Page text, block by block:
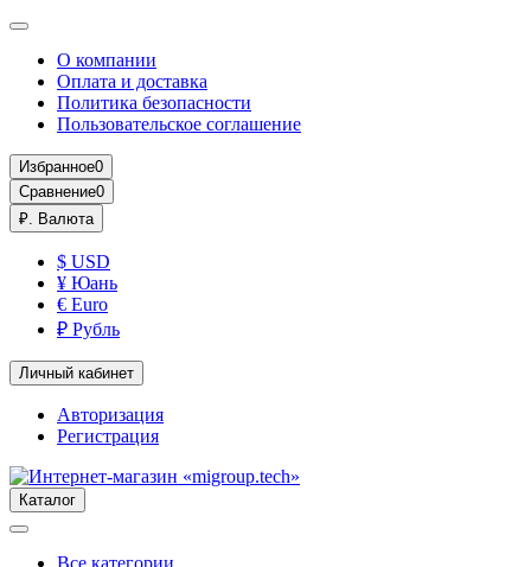
О компании
Оплата и доставка
Политика безопасности
Пользовательское соглашение
Избранное0
Сравнение0
₽. Валюта
$ USD
¥ Юань
€ Euro
₽ Рубль
Личный кабинет
Авторизация
Регистрация
Каталог
Все категории